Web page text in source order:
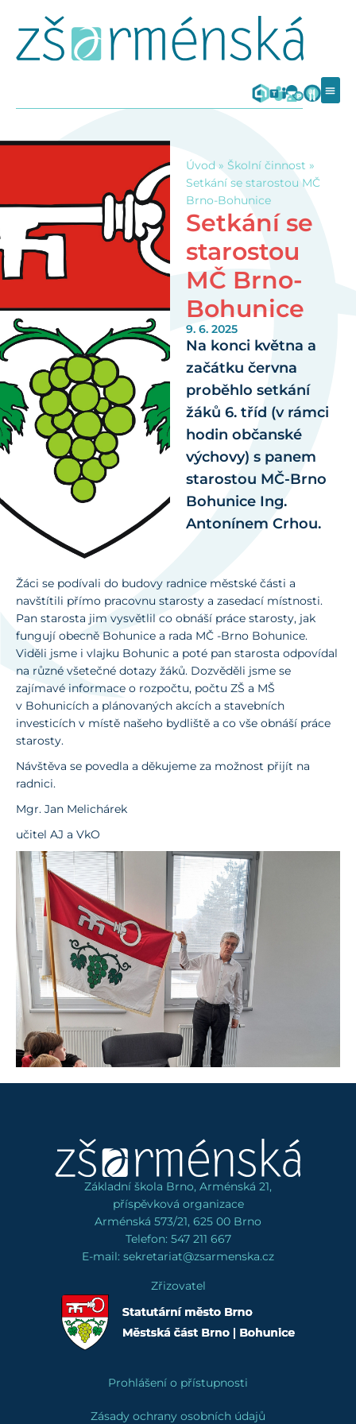
Úvod » Školní činnost »
Setkání se starostou MČ
Brno-Bohunice
Setkání se
starostou
MČ Brno-
Bohunice
9. 6. 2025
Na konci května a
začátku června
proběhlo setkání
žáků 6. tříd (v rámci
hodin občanské
výchovy) s panem
starostou MČ-Brno
Bohunice Ing.
Antonínem Crhou.
Žáci se podívali do budovy radnice městské části a
navštítili přímo pracovnu starosty a zasedací místnosti.
Pan starosta jim vysvětlil co obnáší práce starosty, jak
fungují obecně Bohunice a rada MČ -Brno Bohunice.
Viděli jsme i vlajku Bohunic a poté pan starosta odpovídal
na různé všetečné dotazy žáků. Dozvěděli jsme se
zajímavé informace o rozpočtu, počtu ZŠ a MŠ
v Bohunicích a plánovaných akcích a stavebních
investicích v místě našeho bydliště a co vše obnáší práce
starosty.
Návštěva se povedla a děkujeme za možnost přijít na
radnici.
Mgr. Jan Melichárek
učitel AJ a VkO
Základní škola Brno, Arménská 21,
příspěvková organizace
Arménská 573/21, 625 00 Brno
Telefon: 547 211 667
E-mail: sekretariat@zsarmenska.cz
Zřizovatel
Prohlášení o přístupnosti
Zásady ochrany osobních údajů